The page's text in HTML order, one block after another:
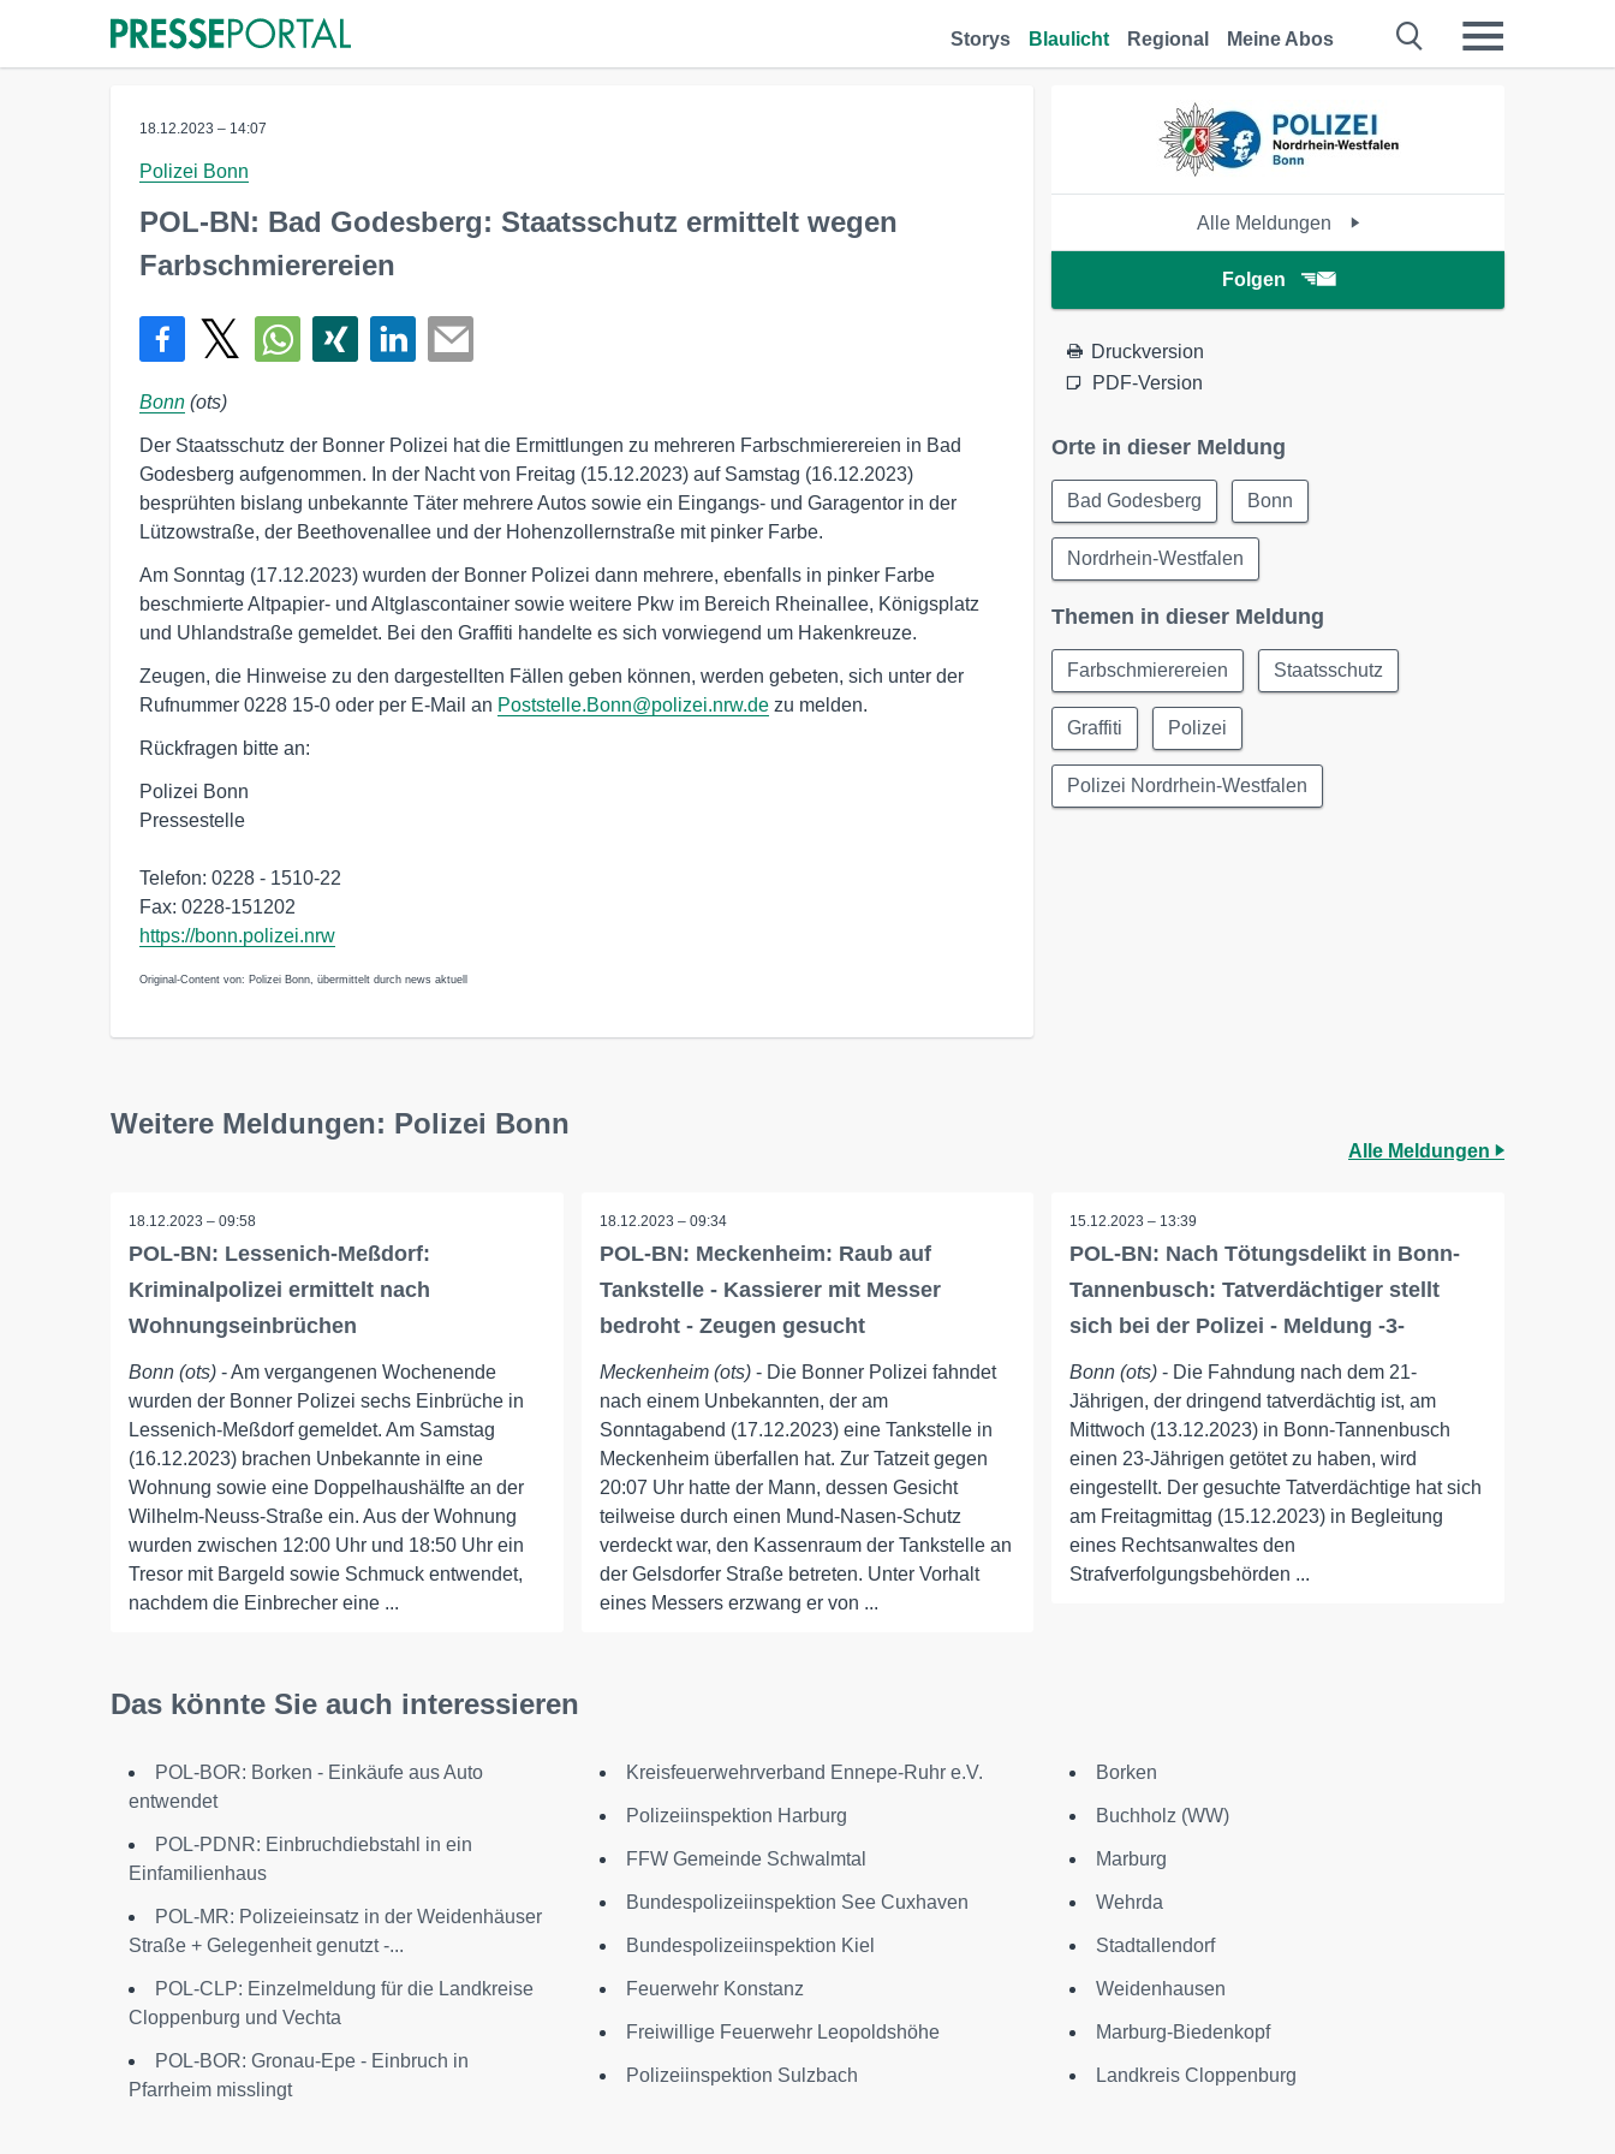
Storys Blaulicht Regional Meine Abos
18.12.2023 – 14:07
Polizei Bonn
POL-BN: Bad Godesberg: Staatsschutz ermittelt wegen
Farbschmierereien
Bonn (ots)
Der Staatsschutz der Bonner Polizei hat die Ermittlungen zu mehreren Farbschmierereien in Bad
Godesberg aufgenommen. In der Nacht von Freitag (15.12.2023) auf Samstag (16.12.2023)
besprühten bislang unbekannte Täter mehrere Autos sowie ein Eingangs- und Garagentor in der
Lützowstraße, der Beethovenallee und der Hohenzollernstraße mit pinker Farbe.
Am Sonntag (17.12.2023) wurden der Bonner Polizei dann mehrere, ebenfalls in pinker Farbe
beschmierte Altpapier- und Altglascontainer sowie weitere Pkw im Bereich Rheinallee, Königsplatz
und Uhlandstraße gemeldet. Bei den Graffiti handelte es sich vorwiegend um Hakenkreuze.
Zeugen, die Hinweise zu den dargestellten Fällen geben können, werden gebeten, sich unter der
Rufnummer 0228 15-0 oder per E-Mail an Poststelle.Bonn@polizei.nrw.de zu melden.
Rückfragen bitte an:
Polizei Bonn
Pressestelle
Telefon: 0228 - 1510-22
Fax: 0228-151202
https://bonn.polizei.nrw
Original-Content von: Polizei Bonn, übermittelt durch news aktuell
Alle Meldungen
Folgen
Druckversion
PDF-Version
Orte in dieser Meldung
Bad Godesberg Bonn
Nordrhein-Westfalen
Themen in dieser Meldung
Farbschmierereien Staatsschutz
Graffiti Polizei
Polizei Nordrhein-Westfalen
Weitere Meldungen: Polizei Bonn
Alle Meldungen
18.12.2023 – 09:58
POL-BN: Lessenich-Meßdorf:
Kriminalpolizei ermittelt nach
Wohnungseinbrüchen
Bonn (ots) - Am vergangenen Wochenende
wurden der Bonner Polizei sechs Einbrüche in
Lessenich-Meßdorf gemeldet. Am Samstag
(16.12.2023) brachen Unbekannte in eine
Wohnung sowie eine Doppelhaushälfte an der
Wilhelm-Neuss-Straße ein. Aus der Wohnung
wurden zwischen 12:00 Uhr und 18:50 Uhr ein
Tresor mit Bargeld sowie Schmuck entwendet,
nachdem die Einbrecher eine ...
18.12.2023 – 09:34
POL-BN: Meckenheim: Raub auf
Tankstelle - Kassierer mit Messer
bedroht - Zeugen gesucht
Meckenheim (ots)- Die Bonner Polizei fahndet
nach einem Unbekannten, der am
Sonntagabend (17.12.2023) eine Tankstelle in
Meckenheim überfallen hat. Zur Tatzeit gegen
20:07 Uhr hatte der Mann, dessen Gesicht
teilweise durch einen Mund-Nasen-Schutz
verdeckt war, den Kassenraum der Tankstelle an
der Gelsdorfer Straße betreten. Unter Vorhalt
eines Messers erzwang er von ...
15.12.2023 – 13:39
POL-BN: Nach Tötungsdelikt in Bonn-
Tannenbusch: Tatverdächtiger stellt
sich bei der Polizei - Meldung -3-
Bonn (ots) - Die Fahndung nach dem 21-
Jährigen, der dringend tatverdächtig ist, am
Mittwoch (13.12.2023) in Bonn-Tannenbusch
einen 23-Jährigen getötet zu haben, wird
eingestellt. Der gesuchte Tatverdächtige hat sich
am Freitagmittag (15.12.2023) in Begleitung
eines Rechtsanwaltes den
Strafverfolgungsbehörden ...
Das könnte Sie auch interessieren
POL-BOR: Borken - Einkäufe aus Auto
entwendet
POL-PDNR: Einbruchdiebstahl in ein
Einfamilienhaus
POL-MR: Polizeieinsatz in der Weidenhäuser
Straße + Gelegenheit genutzt -...
POL-CLP: Einzelmeldung für die Landkreise
Cloppenburg und Vechta
POL-BOR: Gronau-Epe - Einbruch in
Pfarrheim misslingt
Kreisfeuerwehrverband Ennepe-Ruhr e.V.
Polizeiinspektion Harburg
FFW Gemeinde Schwalmtal
Bundespolizeiinspektion See Cuxhaven
Bundespolizeiinspektion Kiel
Feuerwehr Konstanz
Freiwillige Feuerwehr Leopoldshöhe
Polizeiinspektion Sulzbach
Borken
Buchholz (WW)
Marburg
Wehrda
Stadtallendorf
Weidenhausen
Marburg-Biedenkopf
Landkreis Cloppenburg